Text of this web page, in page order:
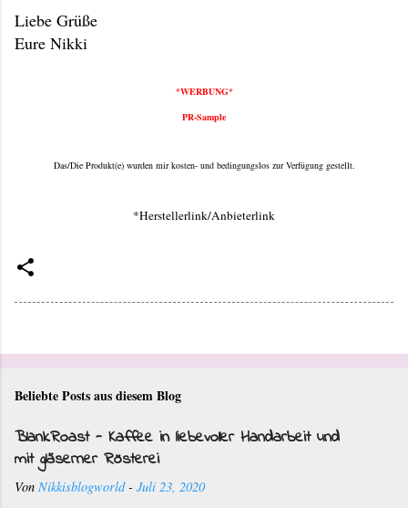
Liebe Grüße
Eure Nikki
*WERBUNG*
PR-Sample
Das/Die Produkt(e) wurden mir kosten- und bedingungslos zur Verfügung gestellt.
*Herstellerlink/Anbieterlink
Beliebte Posts aus diesem Blog
BlankRoast - Kaffee in liebevoller Handarbeit und
mit gläserner Rösterei
Von Nikkisblogworld - Juli 23, 2020